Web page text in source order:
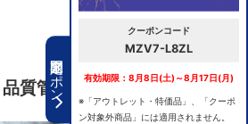
期間限定クーポン
クーポンコード
MZV7-L8ZL
有効期限：8月8日(土)～8月17日(月)
※「アウトレット・特価品」、「クーポ
ン対象外商品」には適用されません。
質管理で安心の選択